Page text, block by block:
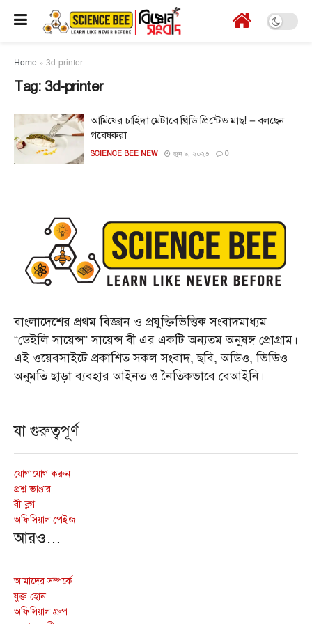
Home » 3d-printer
Tag: 3d-printer
আমিষের চাহিদা মেটাবে থ্রিডি প্রিন্টেড মাছ! – বলছেন
গবেষকরা।
SCIENCE BEE NEW জুন ৯, ২০২৩ 0
বাংলাদেশের প্রথম বিজ্ঞান ও প্রযুক্তিভিত্তিক সংবাদমাধ্যম
“ডেইলি সায়েন্স” সায়েন্স বী এর একটি অন্যতম অনুষঙ্গ প্রোগ্রাম।
এই ওয়েবসাইটে প্রকাশিত সকল সংবাদ, ছবি, অডিও, ভিডিও
অনুমতি ছাড়া ব্যবহার আইনত ও নৈতিকভাবে বেআইনি।
যা গুরুত্বপূর্ণ
যোগাযোগ করুন
প্রশ্ন ভাণ্ডার
বী ব্লগ
অফিসিয়াল পেইজ
আরও…
আমাদের সম্পর্কে
যুক্ত হোন
অফিসিয়াল গ্রুপ